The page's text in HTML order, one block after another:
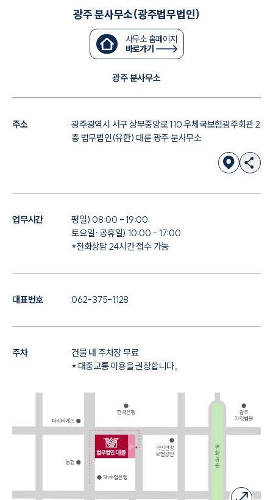
소식/자료
언론보도
공지사항
법률 블로그
법률서식
뉴스레터/브로슈어
광주 분사무소(광주법무법인)
사무소 홈페이지
바로가기
광주 분사무소
주소
광주광역시 서구 상무중앙로 110 우체국보험광주회관 2
층 법무법인(유한) 대륜 광주 분사무소
업무시간
평일) 08:00 - 19:00
토요일·공휴일) 10:00 - 17:00
*전화상담 24시간 접수 가능
대표번호 062-375-1128
주차
건물 내 주차장 무료
* 대중교통 이용을 권장합니다。